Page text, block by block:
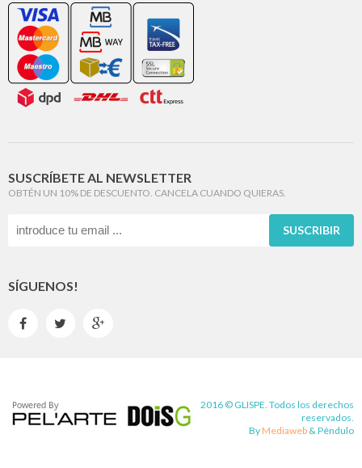
SUSCRÍBETE AL NEWSLETTER
OBTÉN UN 10% DE DESCUENTO. CANCELA CUANDO QUIERAS.
SUSCRIBIR
SÍGUENOS!
  
2016 © GLISPE. Todos los derechos
reservados.
By Mediaweb & Pêndulo